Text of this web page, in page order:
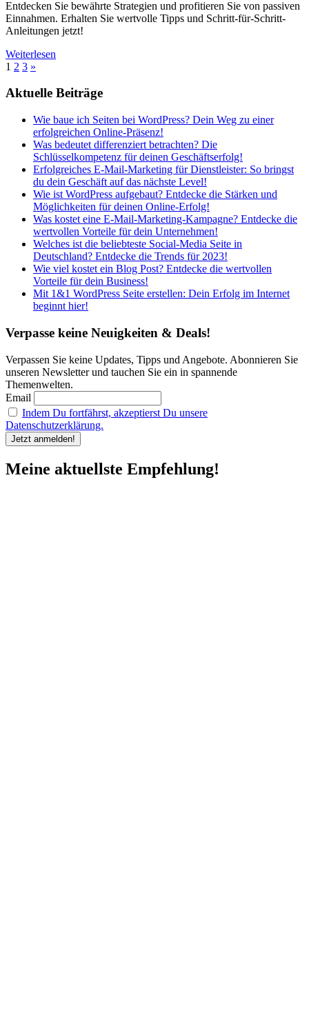
Entdecken Sie bewährte Strategien und profitieren Sie von passiven
Einnahmen. Erhalten Sie wertvolle Tipps und Schritt-für-Schritt-
Anleitungen jetzt!
Weiterlesen
Seitennummerierung
der
1 2 3 Nächste
»
Aktuelle Beiträge
Wie baue ich Seiten bei WordPress? Dein Weg zu einer
erfolgreichen Online-Präsenz!
Was bedeutet differenziert betrachten? Die
Schlüsselkompetenz für deinen Geschäftserfolg!
Erfolgreiches E-Mail-Marketing für Dienstleister: So bringst
du dein Geschäft auf das nächste Level!
Wie ist WordPress aufgebaut? Entdecke die Stärken und
Möglichkeiten für deinen Online-Erfolg!
Was kostet eine E-Mail-Marketing-Kampagne? Entdecke die
wertvollen Vorteile für dein Unternehmen!
Welches ist die beliebteste Social-Media Seite in
Deutschland? Entdecke die Trends für 2023!
Wie viel kostet ein Blog Post? Entdecke die wertvollen
Vorteile für dein Business!
Mit 1&1 WordPress Seite erstellen: Dein Erfolg im Internet
beginnt hier!
Verpasse keine Neuigkeiten & Deals!
Verpassen Sie keine Updates, Tipps und Angebote. Abonnieren Sie
unseren Newsletter und tauchen Sie ein in spannende
Themenwelten.
Email
Indem Du fortfährst, akzeptierst Du unsere
Datenschutzerklärung.
Meine aktuellste Empfehlung!